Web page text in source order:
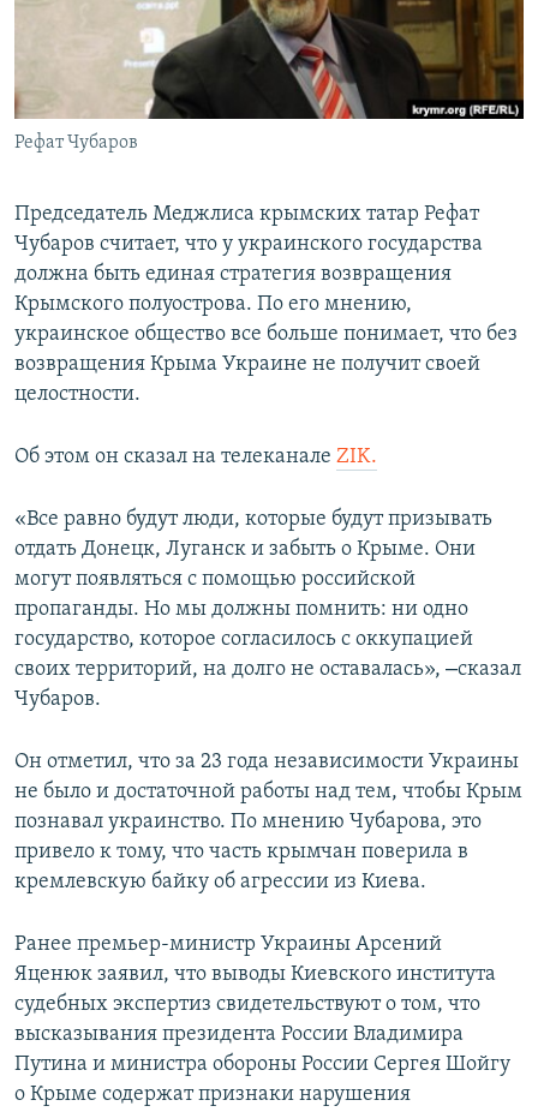
ПОБЕДИТЕЛЕЙ НЕ СУДЯТ?
КРЫМ.НЕПОКОРЕННЫЙ
ELIFBE
УКРАИНСКАЯ ПРОБЛЕМА КРЫМА
Рефат Чубаров
Председатель Меджлиса крымских татар Рефат
Чубаров считает, что у украинского государства
должна быть единая стратегия возвращения
Крымского полуострова. По его мнению,
украинское общество все больше понимает, что без
возвращения Крыма Украине не получит своей
целостности.
Об этом он сказал на телеканале ZIK.
«Все равно будут люди, которые будут призывать
отдать Донецк, Луганск и забыть о Крыме. Они
могут появляться с помощью российской
пропаганды. Но мы должны помнить: ни одно
государство, которое согласилось с оккупацией
своих территорий, на долго не оставалась», –сказал
Чубаров.
Он отметил, что за 23 года независимости Украины
не было и достаточной работы над тем, чтобы Крым
познавал украинство. По мнению Чубарова, это
привело к тому, что часть крымчан поверила в
кремлевскую байку об агрессии из Киева.
Ранее премьер-министр Украины Арсений
Яценюк заявил, что выводы Киевского института
судебных экспертиз свидетельствуют о том, что
высказывания президента России Владимира
Путина и министра обороны России Сергея Шойгу
о Крыме содержат признаки нарушения